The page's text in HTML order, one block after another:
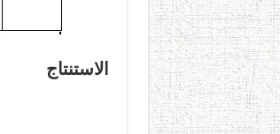
الاستنتاج